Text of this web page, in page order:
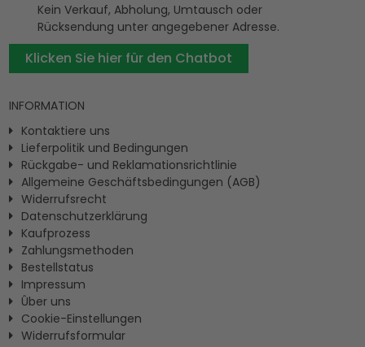
Kein Verkauf, Abholung, Umtausch oder
Rücksendung unter angegebener Adresse.
Klicken Sie hier für den Chatbot
INFORMATION
Kontaktiere uns
Lieferpolitik und Bedingungen
Rückgabe- und Reklamationsrichtlinie
Allgemeine Geschäftsbedingungen (AGB)
Widerrufsrecht
Datenschutzerklärung
Kaufprozess
Zahlungsmethoden
Bestellstatus
Impressum
Ûber uns
Cookie-Einstellungen
Widerrufsformular